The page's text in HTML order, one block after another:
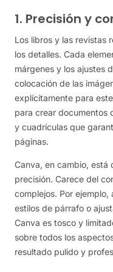
1. Precisión y
Los libros y las revistas
los detalles. Cada
márgenes y los ajustes
colocación de las
explícitamente para
para crear documentos
y cuadrículas que
páginas.
Canva, en cambio, está
precisión. Carece del
complejos. Por
estilos de párrafo o
Canva es tosco y
sobre todos los
resultado pulido y